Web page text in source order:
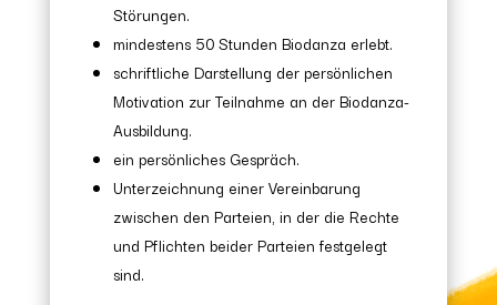
Störungen.
mindestens 50 Stunden Biodanza erlebt.
schriftliche Darstellung der persönlichen
Motivation zur Teilnahme an der Biodanza-
Ausbildung.
ein persönliches Gespräch.
Unterzeichnung einer Vereinbarung
zwischen den Parteien, in der die Rechte
und Pflichten beider Parteien festgelegt
sind.